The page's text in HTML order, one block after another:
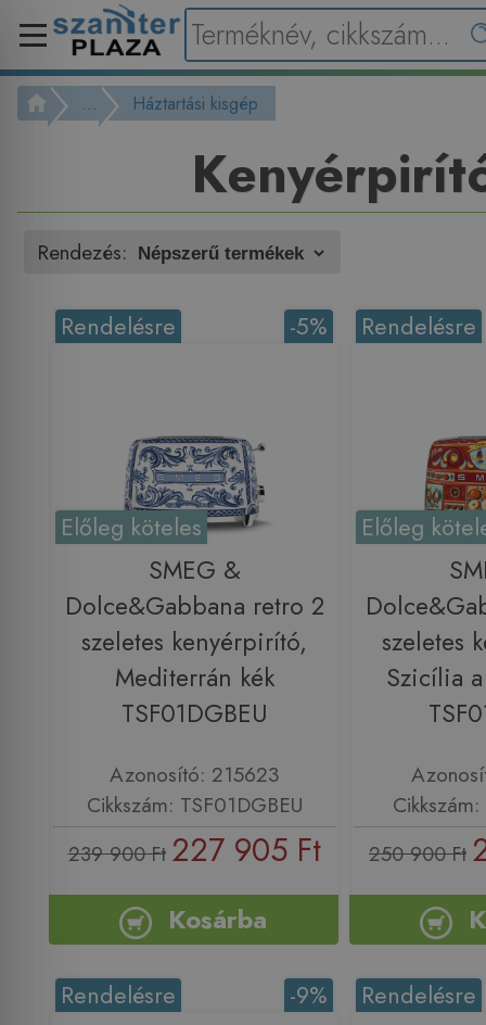
... Háztartási kisgép
Rendezés:
-5%
Rendelésre
Előleg köteles
SMEG &
Dolce&Gabbana retro 2
szeletes kenyérpirító,
Mediterrán kék
TSF01DGBEU
Azonosító: 215623
Cikkszám: TSF01DGBEU
239 900 Ft 227 905 Ft
Kosárba
Rendelésre
Előleg
szeletes
Szicília
250 900 Ft
-9%
Rendelésre Rendelésre